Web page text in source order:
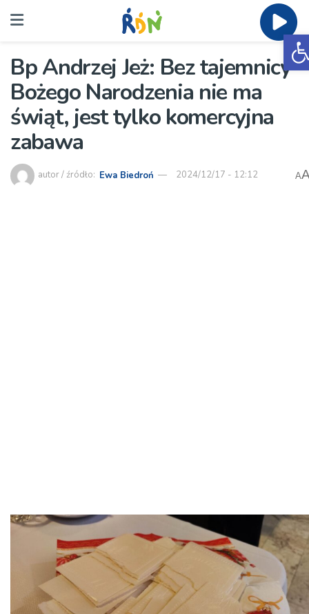
Bp Andrzej Jeż: Bez tajemnicy
Bożego Narodzenia nie ma
świąt, jest tylko komercyjna
zabawa
autor / źródło: Ewa Biedroń 2024/12/17 - 12:12 A